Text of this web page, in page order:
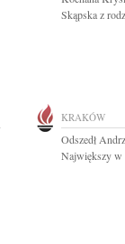
Skąpska z
KRAKÓW
Odszedł
Największy w